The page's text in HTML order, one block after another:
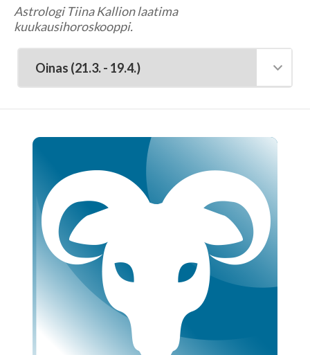
Tajunnanvirta Tietäjät
Tajunnanvirta puhepaketti
Soittopyyntö
Tietoa laskutuksesta
Astrologi Tiina Kallion laatima
kuukausihoroskooppi.